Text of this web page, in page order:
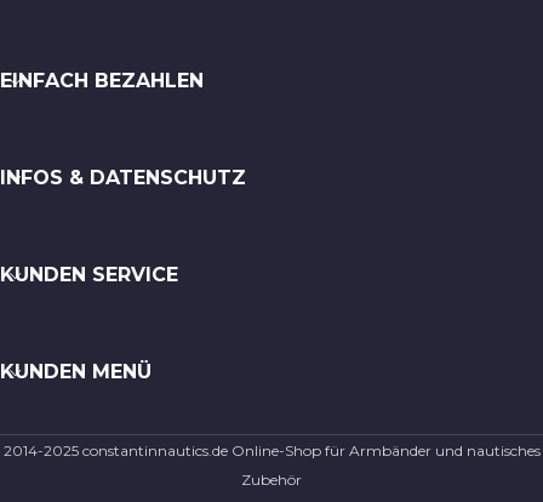
EINFACH BEZAHLEN
INFOS & DATENSCHUTZ
KUNDEN SERVICE
KUNDEN MENÜ
2014-2025 constantinnautics.de Online-Shop für Armbänder und nautisches
Zubehör